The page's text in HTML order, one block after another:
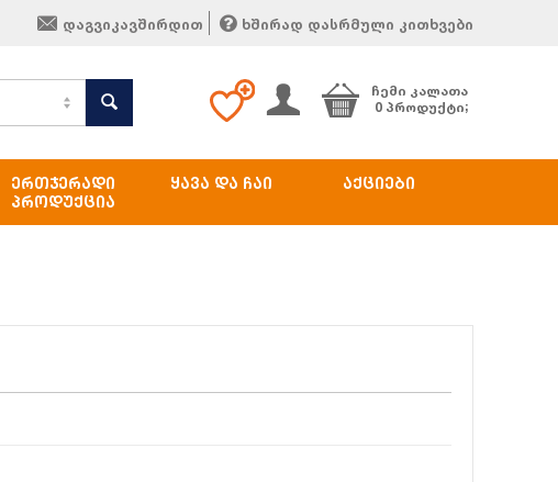
დაგვიკავშირდით ხშირად დასრმული კითხვები
ᲩᲔᲛᲘ ᲙᲐᲚᲐᲗᲐ
0 პროდუქტი;
ᲔᲠᲗᲯᲔᲠᲐᲓᲘ
ᲞᲠᲝᲓᲣᲥᲪᲘᲐ
ᲧᲐᲕᲐ ᲓᲐ ᲩᲐᲘ ᲐᲥᲪᲘᲔᲑᲘ